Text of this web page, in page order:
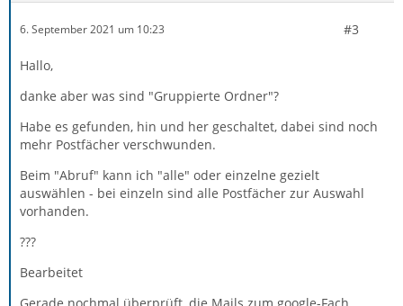
6. September 2021 um 10:23 #3
Hallo,
danke aber was sind "Gruppierte Ordner"?
Habe es gefunden, hin und her geschaltet, dabei sind noch
mehr Postfächer verschwunden.
Beim "Abruf" kann ich "alle" oder einzelne gezielt
auswählen - bei einzeln sind alle Postfächer zur Auswahl
vorhanden.
???
Bearbeitet